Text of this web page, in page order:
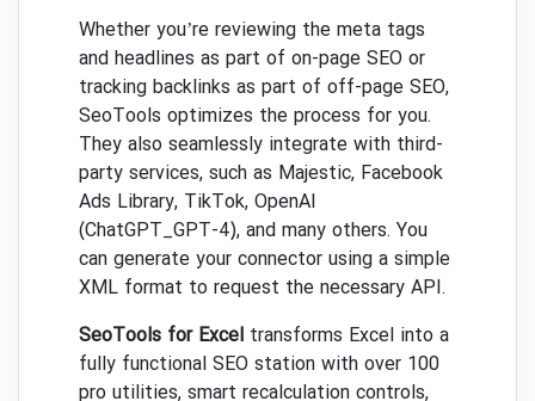
Whether you’re reviewing the meta tags
and headlines as part of on-page SEO or
tracking backlinks as part of off-page SEO,
SeoTools optimizes the process for you.
They also seamlessly integrate with third-
party services, such as Majestic, Facebook
Ads Library, TikTok, OpenAI
(ChatGPT_GPT-4), and many others. You
can generate your connector using a simple
XML format to request the necessary API.
SeoTools for Exceltransforms Excel into a
fully functional SEO station with over 100